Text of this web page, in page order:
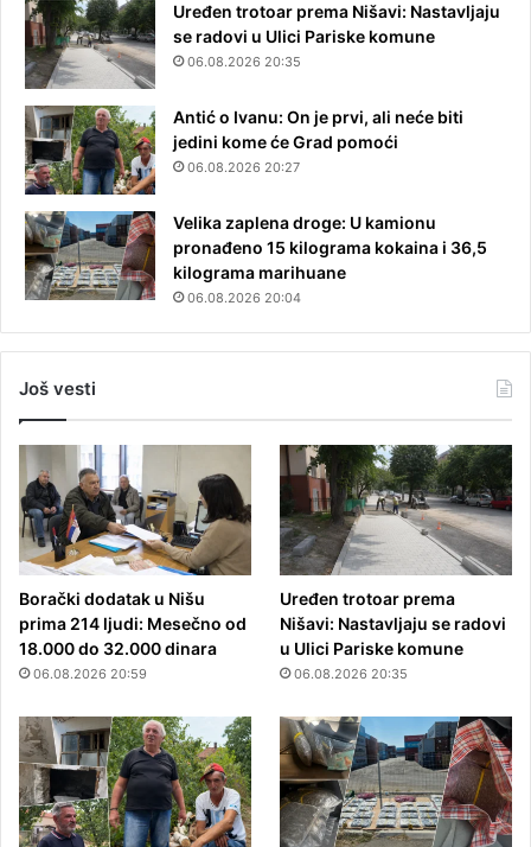
Uređen trotoar prema Nišavi: Nastavljaju
se radovi u Ulici Pariske komune
06.08.2026 20:35
Antić o Ivanu: On je prvi, ali neće biti
jedini kome će Grad pomoći
06.08.2026 20:27
Velika zaplena droge: U kamionu
pronađeno 15 kilograma kokaina i 36,5
kilograma marihuane
06.08.2026 20:04
Još vesti
Borački dodatak u Nišu
prima 214 ljudi: Mesečno od
18.000 do 32.000 dinara
06.08.2026 20:59
Uređen trotoar prema
Nišavi: Nastavljaju se radovi
u Ulici Pariske komune
06.08.2026 20:35